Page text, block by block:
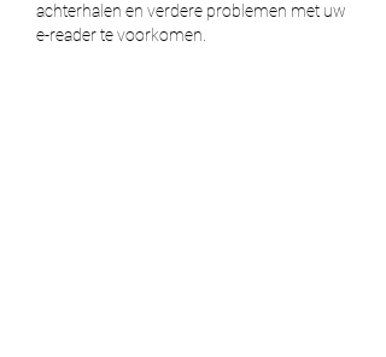
achterhalen en verdere problemen met uw
e-reader te voorkomen.